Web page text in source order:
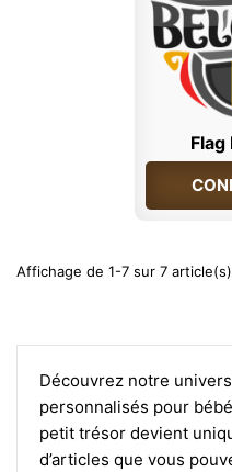
Flag
Affichage de 1-7 sur 7 article(s)
Découvrez notre
personnalisés pour
petit trésor devient
d’articles que vous